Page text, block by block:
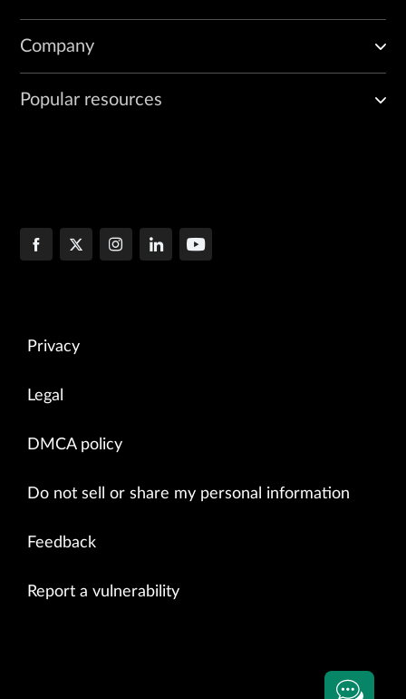
Company
Popular resources
Privacy
Legal
DMCA policy
Do not sell or share my personal information
Feedback
Report a vulnerability